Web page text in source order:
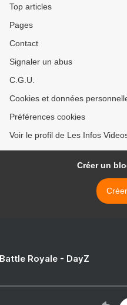
Top articles
Pages
Contact
Signaler un abus
C.G.U.
Cookies et données
Préférences cookies
Voir le profil de Les Infos
Créer un
Royale - DayZ